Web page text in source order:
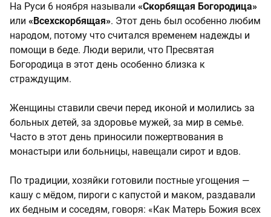
На Руси 6 ноября называли «Скорбящая Богородица»
или «Всехскорбящая». Этот день был особенно любим
народом, потому что считался временем надежды и
помощи в беде. Люди верили, что Пресвятая
Богородица в этот день особенно близка к
страждущим.
Женщины ставили свечи перед иконой и молились за
больных детей, за здоровье мужей, за мир в семье.
Часто в этот день приносили пожертвования в
монастыри или больницы, навещали сирот и вдов.
По традиции, хозяйки готовили постные угощения —
кашу с мёдом, пироги с капустой и маком, раздавали
их бедным и соседям, говоря: «Как Матерь Божия всех